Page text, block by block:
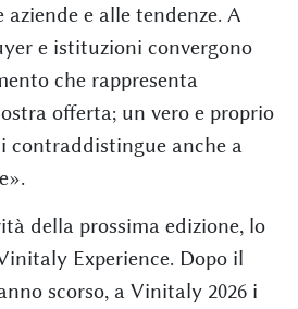
e alle tendenze. A
e istituzioni convergono
che rappresenta
offerta; un vero e proprio
contraddistingue anche a
della prossima edizione, lo
Experience. Dopo il
scorso, a Vinitaly 2026 i